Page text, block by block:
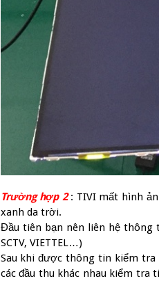
Trường hợp 2 : TIVI mất hình
xanh da trời.
Đầu tiên bạn nên liên hệ thông
SCTV, VIETTEL…)
Sau khi được thông tin kiểm tra
các đầu thu khác nhau kiểm